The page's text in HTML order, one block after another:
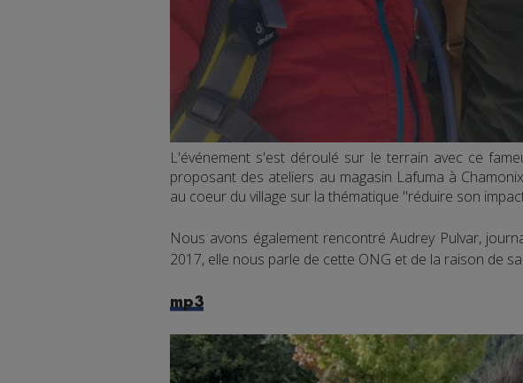
L'événement s'est déroulé sur le terrain avec ce
proposant des ateliers au magasin Lafuma à
au coeur du village sur la thématique "réduire son
Nous avons également rencontré Audrey Pulvar,
2017, elle nous parle de cette ONG et de la raison de
mp3